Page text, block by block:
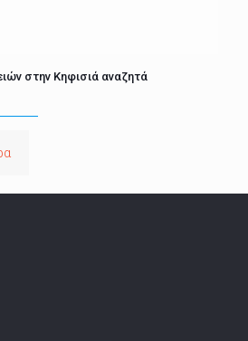
στην Κηφισιά αναζητά